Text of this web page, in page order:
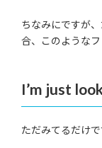
ちなみにですが
合、このようなフ
I’m just
ただみてるだけで